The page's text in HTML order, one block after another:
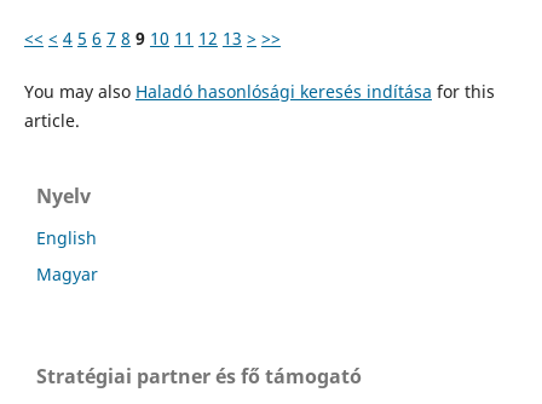
<< < 4 5 6 7 8 9 10 11 12 13 > >>
You may also Haladó hasonlósági keresés indítása for this
article.
Nyelv
English
Magyar
Stratégiai partner és fő támogató